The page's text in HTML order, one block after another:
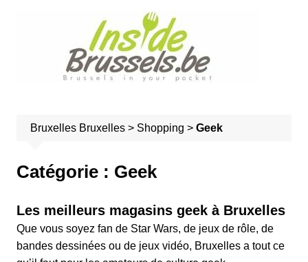
Bruxelles Bruxelles> Shopping > Geek
Catégorie : Geek
Les meilleurs magasins geek à Bruxelles
Que vous soyez fan de Star Wars, de jeux de rôle, de
bandes dessinéesou de jeux vidéo, Bruxelles a tout ce